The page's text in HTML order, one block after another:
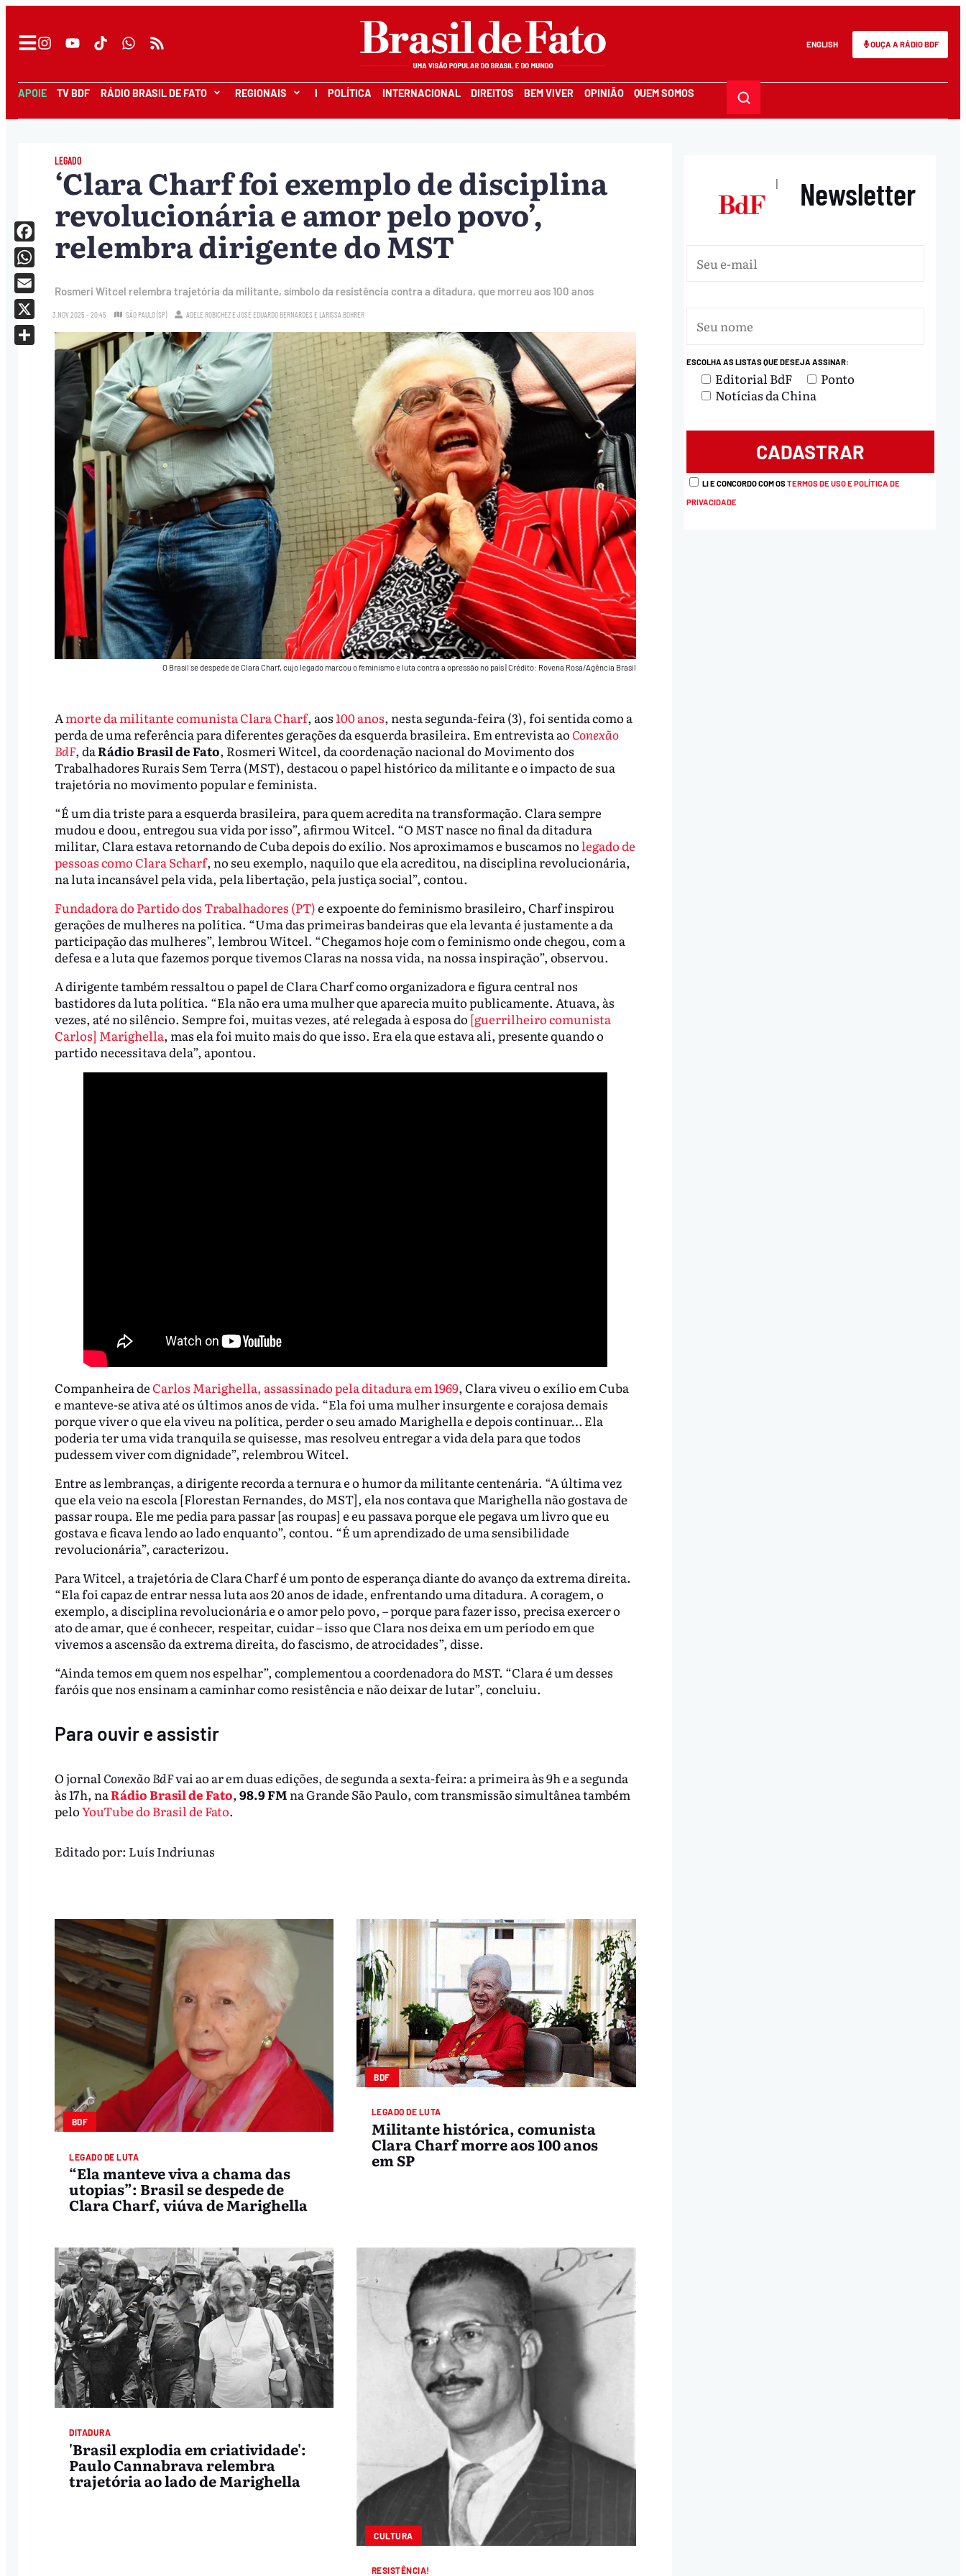
ENGLISH OUÇA A RÁDIO BDF
APOIE TV BDF RÁDIO BRASIL DE FATO REGIONAIS I POLÍTICA INTERNACIONAL DIREITOS BEM VIVER OPINIÃO QUEM SOMOS
LEGADO
‘Clara Charf foi exemplo de disciplina
revolucionária e amor pelo povo’,
relembra dirigente do MST
Rosmeri Witcel relembra trajetória da militante, símbolo da resistência contra a ditadura, que morreu aos 100 anos
3.NOV.2025 - 20:45 SÃO PAULO (SP) ADELE ROBICHEZ EJOSÉ EDUARDO BERNARDES E LARISSA BOHRER
O Brasil se despede de Clara Charf, cujo legado marcou o feminismo e luta contra a opressão no país|Crédito: Rovena Rosa/Agência Brasil
Amorte da militante comunista Clara Charf, aos100 anos, nesta segunda-feira (3), foi sentida como a
perda de uma referência para diferentes gerações da esquerda brasileira. Em entrevista ao Conexão
BdF, daRádio Brasil de Fato, Rosmeri Witcel, da coordenação nacional do Movimento dos
Trabalhadores Rurais Sem Terra (MST), destacou o papel histórico da militante e o impacto de sua
trajetória no movimento popular e feminista.
“É um dia triste para a esquerda brasileira, para quem acredita na transformação. Clara sempre
mudou e doou, entregou sua vida por isso”, afirmou Witcel. “O MST nasce no final da ditadura
militar, Clara estava retornando de Cuba depois do exílio. Nos aproximamos e buscamos nolegado de
pessoas como Clara Scharf, no seu exemplo, naquilo que ela acreditou, na disciplina revolucionária,
na luta incansável pela vida, pela libertação, pela justiça social”, contou.
Fundadora do Partido dos Trabalhadores (PT)e expoente do feminismo brasileiro, Charf inspirou
gerações de mulheres na política. “Uma das primeiras bandeiras que ela levanta é justamente a da
participação das mulheres”, lembrou Witcel. “Chegamos hoje com o feminismo onde chegou, com a
defesa e a luta que fazemos porque tivemos Claras na nossa vida, na nossa inspiração”, observou.
A dirigente também ressaltou o papel de Clara Charf como organizadora e figura central nos
bastidores da luta política. “Ela não era uma mulher que aparecia muito publicamente. Atuava, às
vezes, até no silêncio. Sempre foi, muitas vezes, até relegada à esposa do [guerrilheiro comunista
Carlos] Marighella, mas ela foi muito mais do que isso. Era ela que estava ali, presente quando o
partido necessitava dela”, apontou.
Companheira deCarlos Marighella, assassinado pela ditadura em 1969, Clara viveu o exílio em Cuba
e manteve-se ativa até os últimos anos de vida. “Ela foi uma mulher insurgente e corajosa demais
porque viver o que ela viveu na política, perder o seu amado Marighella e depois continuar… Ela
poderia ter uma vida tranquila se quisesse, mas resolveu entregar a vida dela para que todos
pudessem viver com dignidade”, relembrou Witcel.
Entre as lembranças, a dirigente recorda a ternura e o humor da militante centenária. “A última vez
que ela veio na escola [Florestan Fernandes, do MST], ela nos contava que Marighella não gostava de
passar roupa. Ele me pedia para passar [as roupas] e eu passava porque ele pegava um livro que eu
gostava e ficava lendo ao lado enquanto”, contou. “É um aprendizado de uma sensibilidade
revolucionária”, caracterizou.
Para Witcel, a trajetória de Clara Charf é um ponto de esperança diante do avanço da extrema direita.
“Ela foi capaz de entrar nessa luta aos 20 anos de idade, enfrentando uma ditadura. A coragem, o
exemplo, a disciplina revolucionária e o amor pelo povo, – porque para fazer isso, precisa exercer o
ato de amar, que é conhecer, respeitar, cuidar – isso que Clara nos deixa em um período em que
vivemos a ascensão da extrema direita, do fascismo, de atrocidades”, disse.
“Ainda temos em quem nos espelhar”, complementou a coordenadora do MST. “Clara é um desses
faróis que nos ensinam a caminhar como resistência e não deixar de lutar”, concluiu.
Para ouvir e assistir
O jornal Conexão BdFvai ao ar em duas edições, de segunda a sexta-feira: a primeira às 9h e a segunda
às 17h, naRádio Brasil de Fato, 98.9 FM na Grande São Paulo, com transmissão simultânea também
peloYouTube do Brasil de Fato.
Facebook
WhatsApp
Email
X
Editado por: Luís Indriunas
BDF
LEGADO DE LUTA
“Ela manteve viva a chama das
utopias”: Brasil se despede de
Clara Charf, viúva de Marighella
BDF
LEGADO DE LUTA
Militante histórica, comunista
Clara Charf morre aos 100 anos
em SP
DITADURA
'Brasil explodia em criatividade':
Paulo Cannabrava relembra
trajetória ao lado de Marighella
CULTURA
RESISTÊNCIA!
| Newsletter
ESCOLHA AS LISTAS QUE DESEJA ASSINAR:
Editorial BdF
Ponto
Notícias da China
LI E CONCORDO COM OSTERMOS DE USO E POLÍTICA DE
PRIVACIDADE